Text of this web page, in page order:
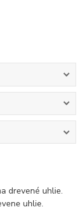
drevené uhlie.
uhlie.